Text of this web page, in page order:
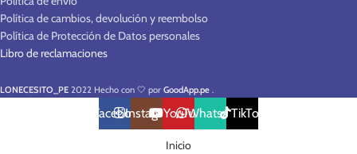
Política de cambios, devolución y reembolso
Política de Protección de Datos personales
Libro de reclamaciones
LONECESITO_PE 2022 Hecho con 🤍 por GoodApp.pe .
FacebookInstagramYouTubeWhatsAppTikTok
Inicio